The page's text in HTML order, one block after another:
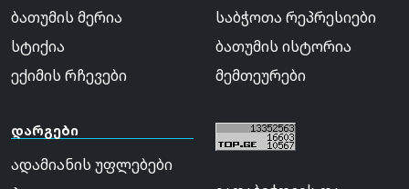
ბათუმის მერია
სტიქია
ექიმის რჩევები
საბჭოთა რეპრესიები
ბათუმის ისტორია
მემთეურები
დარგები
ადამიანის უფლებები